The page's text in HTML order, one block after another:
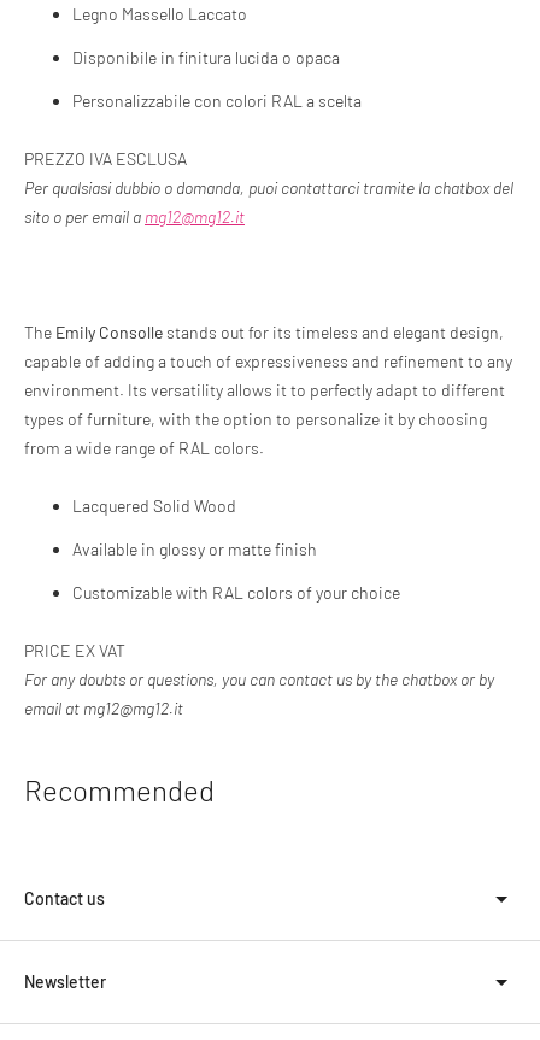
Legno Massello Laccato
Disponibile in finitura lucida o opaca
Personalizzabile con colori RAL a scelta
PREZZO IVA ESCLUSA
Per qualsiasi dubbio o domanda, puoi contattarci tramite la chatbox del
sito o per email a mg12@mg12.it
The Emily Consolle stands out for its timeless and elegant design,
capable of adding a touch of expressiveness and refinement to any
environment. Its versatility allows it to perfectly adapt to different
types of furniture, with the option to personalize it by choosing
from a wide range of RAL colors.
Lacquered Solid Wood
Available in glossy or matte finish
Customizable with RAL colors of your choice
PRICE EX VAT
For any doubts or questions, you can contact us by the chatbox or by
email at mg12@mg12.it
Recommended
Contact us
Newsletter